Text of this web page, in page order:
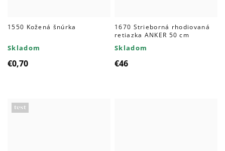
1550 Kožená šnúrka
Skladom
€0,70
1670 Strieborná rhodiovaná
retiazka ANKER 50 cm
Skladom
€46
test